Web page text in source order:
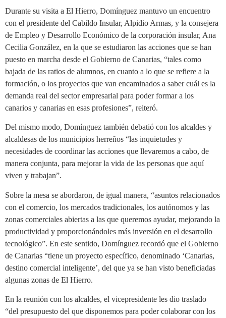
Durante su visita a El Hierro, Domínguez mantuvo un encuentro
con el presidente del Cabildo Insular, Alpidio Armas, y la consejera
de Empleo y Desarrollo Económico de la corporación insular, Ana
Cecilia González, en la que se estudiaron las acciones que se han
puesto en marcha desde el Gobierno de Canarias, “tales como
bajada de las ratios de alumnos, en cuanto a lo que se refiere a la
formación, o los proyectos que van encaminados a saber cuál es la
demanda real del sector empresarial para poder formar a los
canarios y canarias en esas profesiones”, reiteró.
Del mismo modo, Domínguez también debatió con los alcaldes y
alcaldesas de los municipios herreños “las inquietudes y
necesidades de coordinar las acciones que llevaremos a cabo, de
manera conjunta, para mejorar la vida de las personas que aquí
viven y trabajan”.
Sobre la mesa se abordaron, de igual manera, “asuntos relacionados
con el comercio, los mercados tradicionales, los autónomos y las
zonas comerciales abiertas a las que queremos ayudar, mejorando la
productividad y proporcionándoles más inversión en el desarrollo
tecnológico”. En este sentido, Domínguez recordó que el Gobierno
de Canarias “tiene un proyecto específico, denominado ‘Canarias,
destino comercial inteligente’, del que ya se han visto beneficiadas
algunas zonas de El Hierro.
En la reunión con los alcaldes, el vicepresidente les dio traslado
“del presupuesto del que disponemos para poder colaborar con los